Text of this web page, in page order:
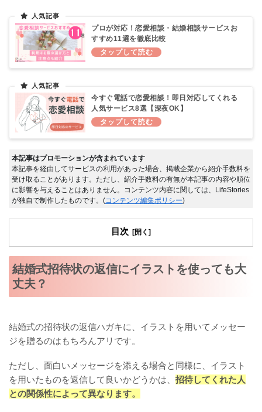
プロが対応！恋愛相談・結婚相談サービスお
すすめ11選を徹底比較
今すぐ電話で恋愛相談！即日対応してくれる
人気サービス8選【深夜OK】
本記事はプロモーションが含まれています
本記事を経由してサービスの利用があった場合、掲載企業から紹介手数料を
受け取ることがあります。ただし、紹介手数料の有無が本記事の内容や順位
に影響を与えることはありません。コンテンツ内容に関しては、LifeStories
が独自で制作したものです。(コンテンツ編集ポリシー)
目次
結婚式招待状の返信にイラストを使っても大
丈夫？
結婚式の招待状の返信ハガキに、イラストを用いてメッセー
ジを贈るのはもちろんアリです。
ただし、面白いメッセージを添える場合と同様に、イラスト
を用いたものを返信して良いかどうかは、 招待してくれた人
との関係性によって異なります。